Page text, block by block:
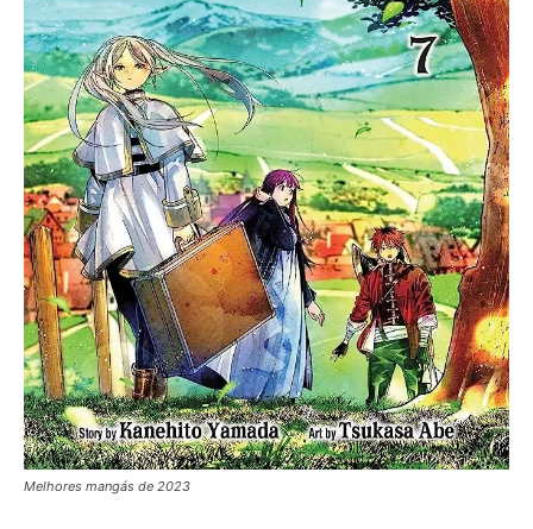
Melhores mangás de 2023